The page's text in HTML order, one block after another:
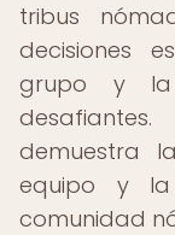
tribus
decisiones
grupo y la
demuestra
equipo y
comunidad